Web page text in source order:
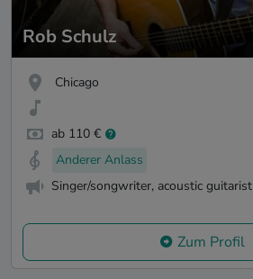
Rob Schulz
Chicago
ab 110 €
Anderer Anlass
Singer/songwriter, acoustic guitarist
Zum Profil